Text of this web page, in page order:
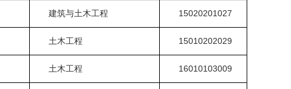
建筑与土木工程 15020201027
土木工程 15010202029
土木工程 16010103009